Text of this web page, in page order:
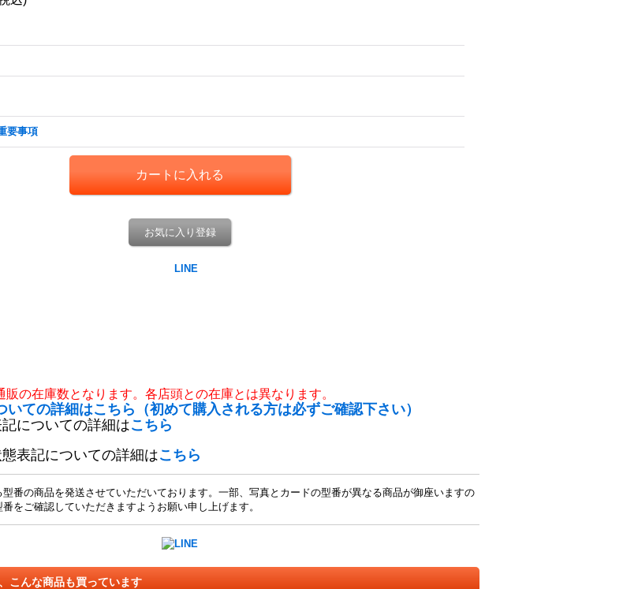
要事項
お気に入り登録
の在庫数となります。各店頭との在庫とは異なります。
いての詳細はこちら（初めて購入される方は必ずご確認下さい）
についての詳細はこちら
表記についての詳細はこちら
番の商品を発送させていただいております。一部、写真とカードの型番が異なる商品が御座いますの
をご確認していただきますようお願い申し上げます。
こんな商品も買っています